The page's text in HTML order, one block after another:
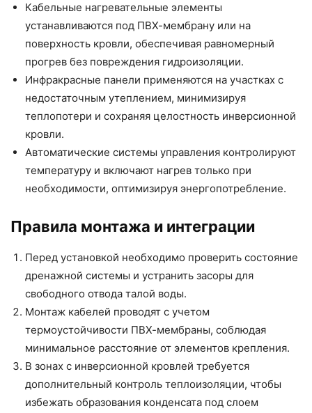
Кабельные нагревательные элементы
устанавливаются под ПВХ-мембрану или на
поверхность кровли, обеспечивая равномерный
прогрев без повреждения гидроизоляции.
Инфракрасные панели применяются на участках с
недостаточным утеплением, минимизируя
теплопотери и сохраняя целостность инверсионной
кровли.
Автоматические системы управления контролируют
температуру и включают нагрев только при
необходимости, оптимизируя энергопотребление.
Правила монтажа и интеграции
Перед установкой необходимо проверить состояние
дренажной системы и устранить засоры для
свободного отвода талой воды.
Монтаж кабелей проводят с учетом
термоустойчивости ПВХ-мембраны, соблюдая
минимальное расстояние от элементов крепления.
В зонах с инверсионной кровлей требуется
дополнительный контроль теплоизоляции, чтобы
избежать образования конденсата под слоем